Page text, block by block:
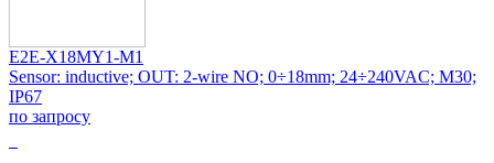
E2E-X18MY1-M1
Sensor: inductive; OUT: 2-wire NO; 0÷18mm; 24÷240VAC; M30;
IP67
по запросу